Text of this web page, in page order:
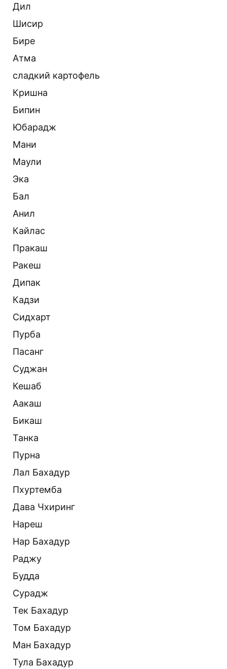
Дил
Шисир
Бире
Атма
сладкий картофель
Кришна
Бипин
Юбарадж
Мани
Маули
Эка
Бал
Анил
Кайлас
Пракаш
Ракеш
Дипак
Кадзи
Сидхарт
Пурба
Пасанг
Суджан
Кешаб
Аакаш
Бикаш
Танка
Пурна
Лал Бахадур
Пхуртемба
Дава Чхиринг
Нареш
Нар Бахадур
Раджу
Будда
Сурадж
Тек Бахадур
Том Бахадур
Ман Бахадур
Тула Бахадур